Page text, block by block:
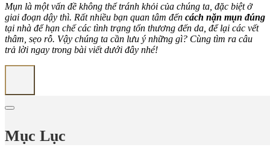
Mụn là một vấn đề không thể tránh khỏi của chúng ta, đặc biệt ở
giai đoạn dậy thì. Rất nhiều bạn quan tâm đến cách nặn mụn đúng
tại nhà để hạn chế các tình trạng tổn thương đến da, để lại các vết
thâm, sẹo rỗ. Vậy chúng ta cần lưu ý những gì? Cùng tìm ra câu
trả lời ngay trong bài viết dưới đây nhé!
Mục Lục